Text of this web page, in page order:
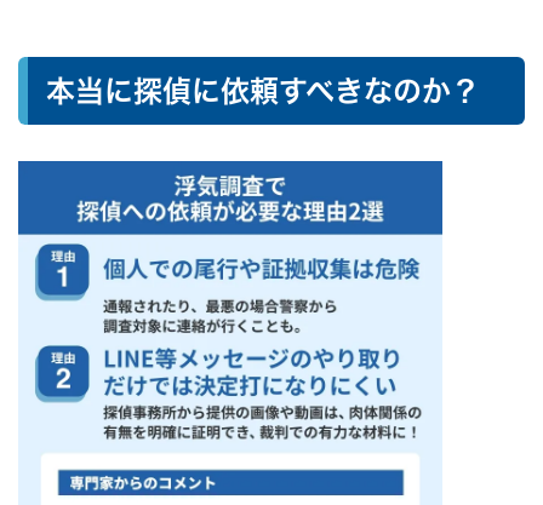
本当に探偵に依頼すべきなのか？